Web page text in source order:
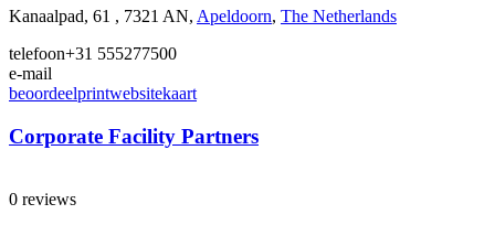
Kanaalpad, 61 , 7321 AN, Apeldoorn, The Netherlands
telefoon+31 555277500
e-mail
beoordeelprintwebsitekaart
Corporate Facility Partners
0 reviews